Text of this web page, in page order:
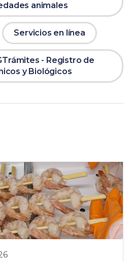
animales
Servicios en línea
- Registro de
y Biológicos